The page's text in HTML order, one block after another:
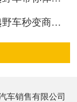
F150改款福特勇猛者越野车秒变商务车公告
车销售有限公司